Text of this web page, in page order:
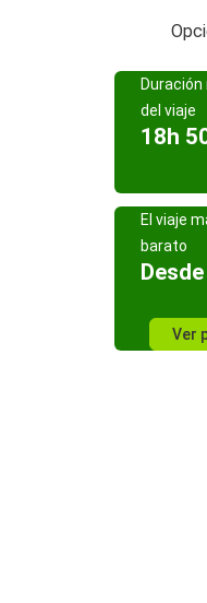
del viaje
18h
El viaje
barato
Ver